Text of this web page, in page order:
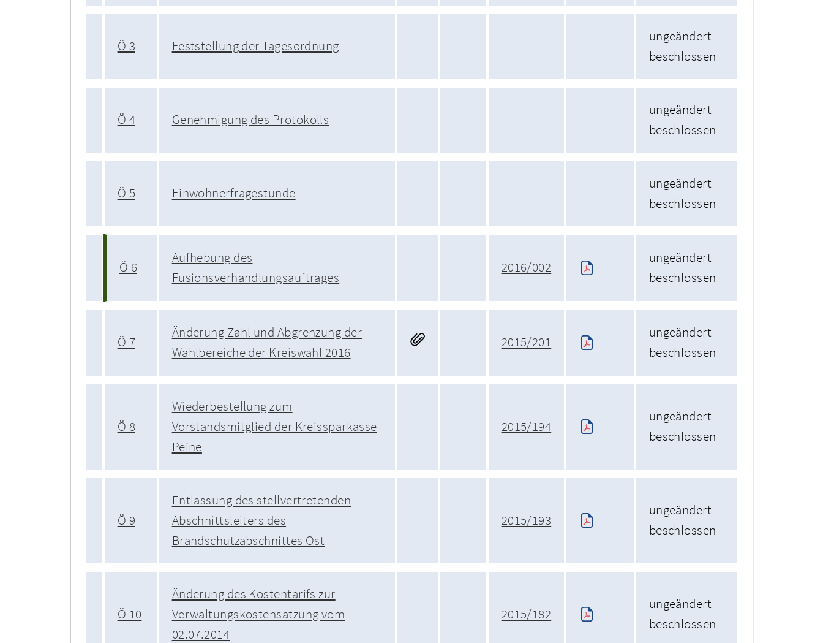
Ö 3 Feststellung der Tagesordnung
ungeändert
beschlossen
Ö 4 Genehmigung des Protokolls
ungeändert
beschlossen
Ö 5 Einwohnerfragestunde
ungeändert
beschlossen
Ö 6
Aufhebung des
Fusionsverhandlungsauftrages
2016/002
ungeändert
beschlossen
Ö 7
Änderung Zahl und Abgrenzung der
Wahlbereiche der Kreiswahl 2016
2015/201
ungeändert
beschlossen
Ö 8
Wiederbestellung zum
Vorstandsmitglied der Kreissparkasse
Peine
2015/194
ungeändert
beschlossen
Ö 9
Entlassung des stellvertretenden
Abschnittsleiters des
Brandschutzabschnittes Ost
2015/193
ungeändert
beschlossen
Ö 10
Änderung des Kostentarifs zur
Verwaltungskostensatzung vom
02.07.2014
2015/182
ungeändert
beschlossen